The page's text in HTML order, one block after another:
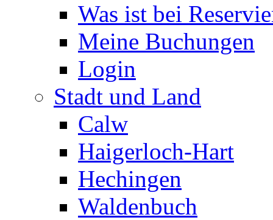
Was ist bei
Meine Buchungen
Login
Stadt und Land
Calw
Haigerloch-Hart
Hechingen
Waldenbuch